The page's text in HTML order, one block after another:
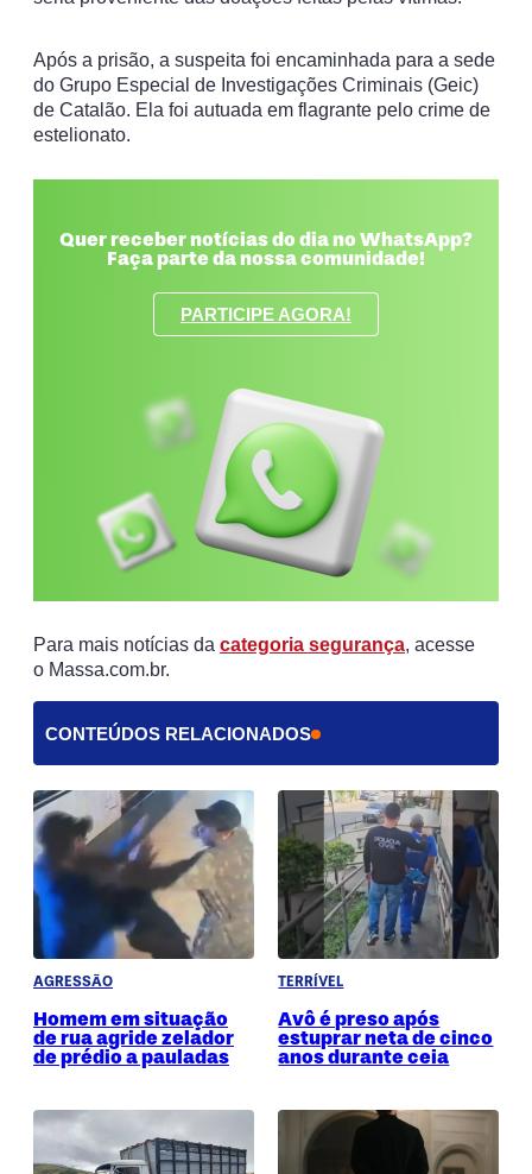
Após a prisão, a suspeita foi encaminhada para a sede
do Grupo Especial de Investigações Criminais (Geic)
de Catalão. Ela foi autuada em flagrante pelo crime de
estelionato.
Quer receber notícias do dia no WhatsApp?
Faça parte da nossa comunidade!
PARTICIPE AGORA!
Para mais notícias da categoria segurança, acesse
o Massa.com.br.
CONTEÚDOS RELACIONADOS
AGRESSÃO
Homem em situação
de rua agride zelador
de prédio a pauladas
TERRÍVEL
Avô é preso após
estuprar neta de cinco
anos durante ceia